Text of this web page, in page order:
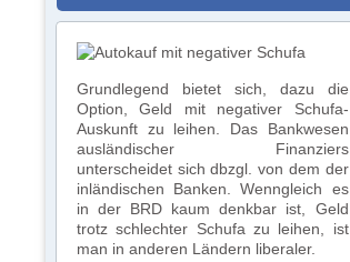
Grundlegend bietet sich, dazu die
Option, Geld mit negativer Schufa-
Auskunft zu leihen. Das Bankwesen
ausländischer Finanziers
unterscheidet sich dbzgl. von dem der
inländischen Banken. Wenngleich es
in der BRD kaum denkbar ist, Geld
trotz schlechter Schufa zu leihen, ist
man in anderen Ländern liberaler.